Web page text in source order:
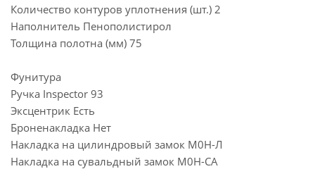
Количество контуров уплотнения (шт.) 2
Наполнитель Пенополистирол
Толщина полотна (мм) 75
Фунитура
Ручка Inspector 93
Эксцентрик Есть
Броненакладка Нет
Накладка на цилиндровый замок М0Н-Л
Накладка на сувальдный замок М0Н-СА